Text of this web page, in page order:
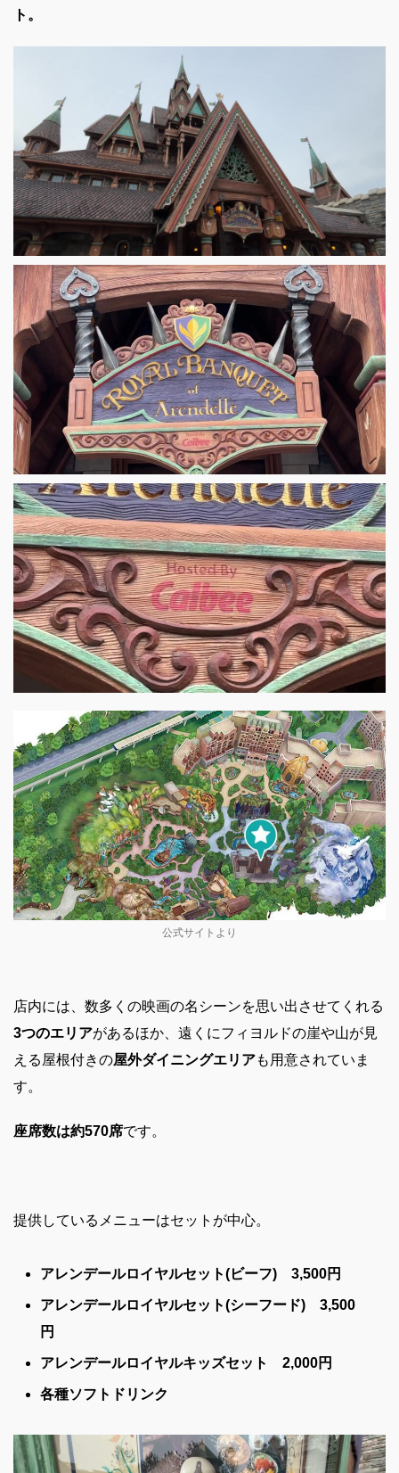
ト。
公式サイトより
店内には、数多くの映画の名シーンを思い出させてくれる
3つのエリアがあるほか、遠くにフィヨルドの崖や山が見
える屋根付きの屋外ダイニングエリアも用意されていま
す。
座席数は約570席です。
提供しているメニューはセットが中心。
アレンデールロイヤルセット(ビーフ) 3,500円
アレンデールロイヤルセット(シーフード) 3,500
円
アレンデールロイヤルキッズセット 2,000円
各種ソフトドリンク